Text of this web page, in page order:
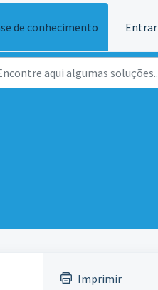
de conhecimento Entrar
Imprimir